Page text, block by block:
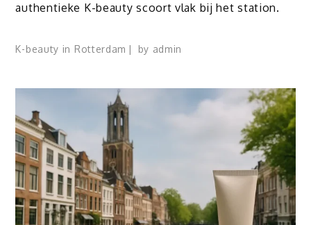
authentieke K-beauty scoort vlak bij het station.
K-beauty in Rotterdam by admin